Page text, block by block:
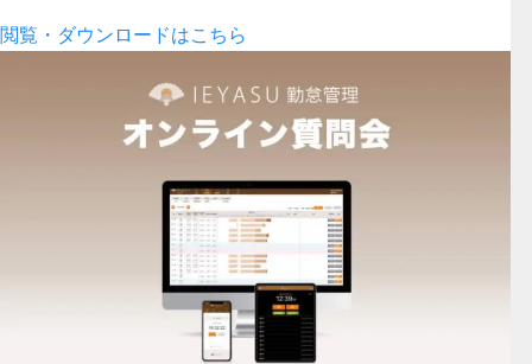
閲覧・ダウンロードはこちら